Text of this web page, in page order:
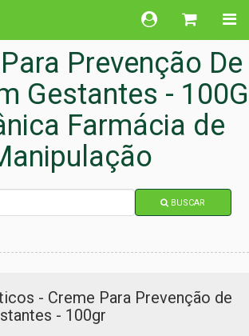
BUSCAR
- Creme Para Prevenção de
- 100gr